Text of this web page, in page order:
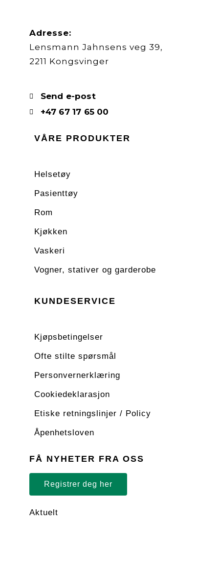
Adresse:
Lensmann Jahnsens veg 39,
2211 Kongsvinger
Send e-post
+47 67 17 65 00
VÅRE PRODUKTER
Helsetøy
Pasienttøy
Rom
Kjøkken
Vaskeri
Vogner, stativer og garderobe
KUNDESERVICE
Kjøpsbetingelser
Ofte stilte spørsmål
Personvernerklæring
Cookiedeklarasjon
Etiske retningslinjer / Policy
Åpenhetsloven
FÅ NYHETER FRA OSS
Registrer deg her
Aktuelt